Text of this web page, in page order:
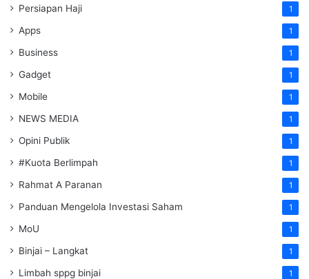
Persiapan Haji 1
Apps 1
Business 1
Gadget 1
Mobile 1
NEWS MEDIA 1
Opini Publik 1
#Kuota Berlimpah 1
Rahmat A Paranan 1
Panduan Mengelola Investasi Saham 1
MoU 1
Binjai – Langkat 1
Limbah sppg binjai 1